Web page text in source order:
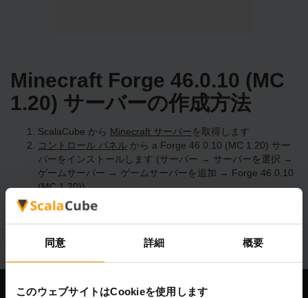
同意 詳細 概要
このウェブサイトはCookieを使用します
Minecraft Forge 46.0.10 (MC
1.20) サーバーの作成方法
ScalaCube から Minecraft サーバーを取得します
コントロール パネル から a Forge 46.0.10 (MC 1.20) サー
バーをインストールします (サーバー → サーバーを選択 →
ゲームサーバー → ゲームサーバーを追加 → Forge 46.0.10
(MC 1.20))
サーバー上で楽しくプレイしてください!